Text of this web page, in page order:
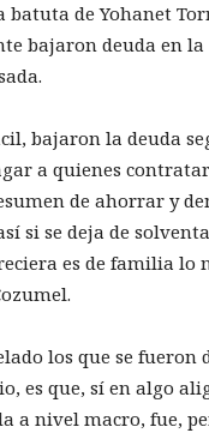
batuta de Yohanet
bajaron deuda en la
bajaron la deuda
a quienes
de ahorrar y
si se deja de
es de familia lo
los que se fueron
es que, sí en algo
a nivel macro, fue,